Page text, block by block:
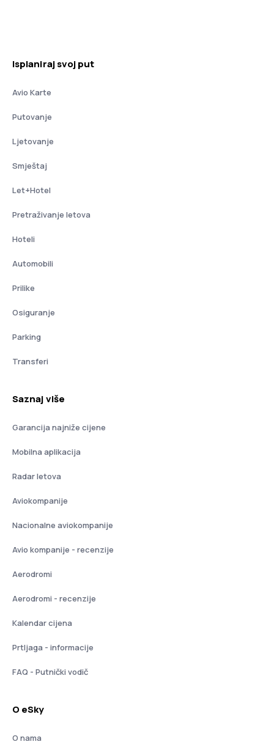
Isplaniraj svoj put
Avio Karte
Putovanje
Ljetovanje
Smještaj
Let+Hotel
Pretraživanje letova
Hoteli
Automobili
Prilike
Osiguranje
Parking
Transferi
Saznaj više
Garancija najniže cijene
Mobilna aplikacija
Radar letova
Aviokompanije
Nacionalne aviokompanije
Avio kompanije - recenzije
Aerodromi
Aerodromi - recenzije
Kalendar cijena
Prtljaga - informacije
FAQ - Putnički vodič
O eSky
O nama